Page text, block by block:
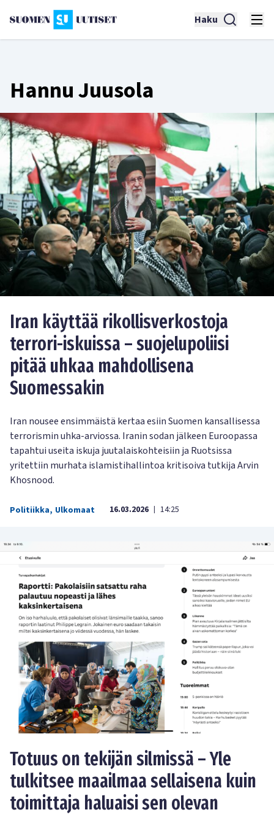
Haku
Hannu Juusola
Iran käyttää rikollisverkostoja
terrori-iskuissa – suojelupoliisi
pitää uhkaa mahdollisena
Suomessakin
Iran nousee ensimmäistä kertaa esiin Suomen kansallisessa
terrorismin uhka-arviossa. Iranin sodan jälkeen Euroopassa
tapahtui useita iskuja juutalaiskohteisiin ja Ruotsissa
yritettiin murhata islamistihallintoa kritisoiva tutkija Arvin
Khosnood.
Politiikka, Ulkomaat 16.03.2026 | 14:25
Totuus on tekijän silmissä – Yle
tulkitsee maailmaa sellaisena kuin
toimittaja haluaisi sen olevan